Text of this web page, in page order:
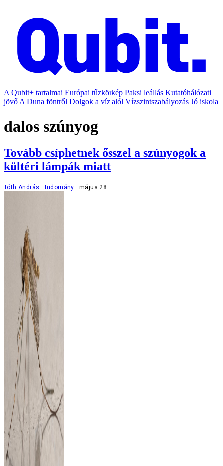
A Qubit+ tartalmai Európai tűzkörkép Paksi leállás Kutatóhálózati
jövő A Duna föntről Dolgok a víz alól Vízszintszabályozás Jó iskola
dalos szúnyog
Tovább csíphetnek ősszel a szúnyogok a
kültéri lámpák miatt
Tóth András tudomány május 28.